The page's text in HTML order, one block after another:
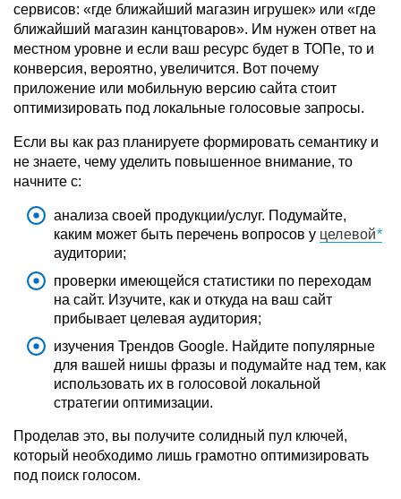
сервисов: «где ближайший магазин игрушек» или «где
ближайший магазин канцтоваров». Им нужен ответ на
местном уровне и если ваш ресурс будет в ТОПе, то и
конверсия, вероятно, увеличится. Вот почему
приложение или мобильную версию сайта стоит
оптимизировать под локальные голосовые запросы.
Если вы как раз планируете формировать семантику и
не знаете, чему уделить повышенное внимание, то
начните с:
анализа своей продукции/услуг. Подумайте,
каким может быть перечень вопросов у целевой
аудитории;
проверки имеющейся статистики по переходам
на сайт. Изучите, как и откуда на ваш сайт
прибывает целевая аудитория;
изучения Трендов Google. Найдите популярные
для вашей нишы фразы и подумайте над тем, как
использовать их в голосовой локальной
стратегии оптимизации.
Проделав это, вы получите солидный пул ключей,
который необходимо лишь грамотно оптимизировать
под поиск голосом.